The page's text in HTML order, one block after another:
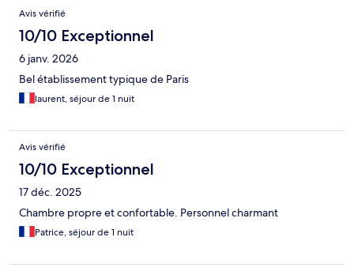
Avis vérifié
10/10 Exceptionnel
6 janv. 2026
Bel établissement typique de Paris
laurent, séjour de 1 nuit
Avis vérifié
10/10 Exceptionnel
17 déc. 2025
Chambre propre et confortable. Personnel charmant
Patrice, séjour de 1 nuit